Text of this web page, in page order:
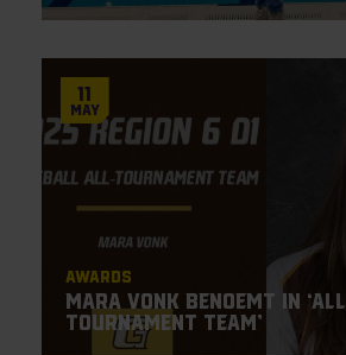
11
May
Awards
Mara Vonk benoemt in ‘All
Tournament Team’